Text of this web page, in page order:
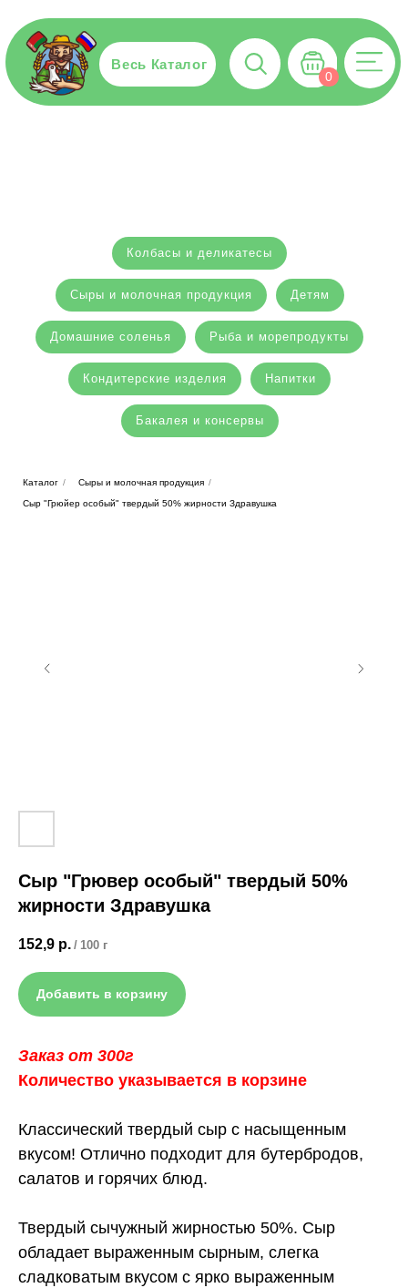
Весь Каталог
0
Колбасы и деликатесы
Сыры и молочная продукция Детям
Домашние соленья Рыба и морепродукты
Кондитерские изделия Напитки
Бакалея и консервы
Каталог / Сыры и молочная продукция /
Сыр "Грюйер особый" твердый 50% жирности Здравушка
Сыр "Грювер особый" твердый 50%
жирности Здравушка
152,9 р. / 100 г
Добавить в корзину
Заказ от 300г
Количество указывается в корзине
Классический твердый сыр с насыщенным
вкусом! Отлично подходит для бутербродов,
салатов и горячих блюд.
Твердый сычужный жирностью 50%. Сыр
обладает выраженным сырным, слегка
сладковатым вкусом с ярко выраженным